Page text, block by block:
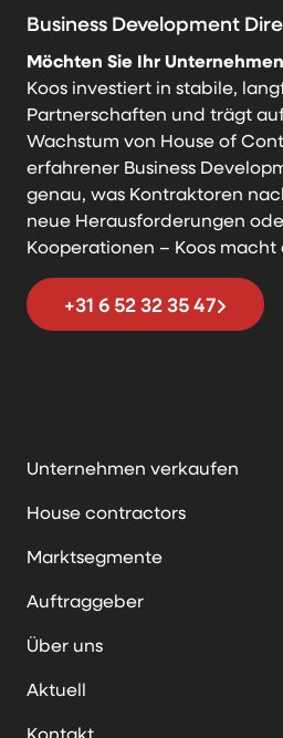
Business Development
Möchten Sie Ihr
Koos investiert in stabile,
Partnerschaften und trägt
Wachstum von House of
erfahrener Business
genau, was Kontraktoren
neue Herausforderungen
Kooperationen – Koos macht
+31 6 52 32 35 47
Unternehmen verkaufen
House contractors
Marktsegmente
Auftraggeber
Über uns
Aktuell
Kontakt